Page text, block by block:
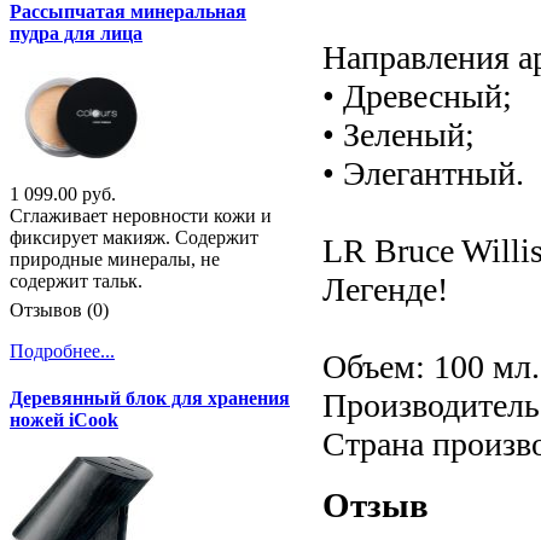
Направления
• Древесный;
• Зеленый;
• Элегантный.
LR Bruce
Легенде!
Объем: 100 мл.
Страна
Отзыв
Рассыпчатая минеральная
пудра для лица
1 099.00 руб.
Сглаживает неровности кожи и
фиксирует макияж. Содержит
природные минералы, не
содержит тальк.
Отзывов (0)
Подробнее...
Деревянный блок для хранения
ножей iCook